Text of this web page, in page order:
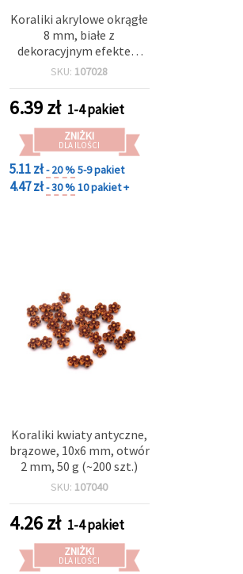
Koraliki akrylowe okrągłe
8 mm, białe z
dekoracyjnym efektem
srebrnej nitki, otwór 2
bransoletek, naszyjników
i dekoracji DIY –
opakowanie 50 g (~180
szt.)
SKU: 107028
6.39zł 1-4 pakiet
ZNIŻKI
DLA ILOŚCI
5.11 zł- 20 %5-9 pakiet
4.47 zł- 30 %10 pakiet +
Koraliki kwiaty antyczne,
brązowe, 10x6 mm, otwór
2 mm, 50 g (~200 szt.)
SKU: 107040
4.26zł 1-4 pakiet
ZNIŻKI
DLA ILOŚCI